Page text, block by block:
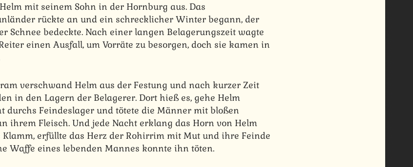
mit seinem Sohn in der Hornburg aus. Das
rückte an und ein schrecklicher Winter begann, der
Schnee bedeckte. Nach einer langen Belagerungszeit wagte
einen Ausfall, um Vorräte zu besorgen, doch sie kamen in
verschwand Helm aus der Festung und nach kurzer Zeit
in den Lagern der Belagerer. Dort hieß es, gehe Helm
durchs Feindeslager und tötete die Männer mit bloßen
ihrem Fleisch. Und jede Nacht erklang das Horn von Helm
erfüllte das Herz der Rohirrim mit Mut und ihre Feinde
Waffe eines lebenden Mannes konnte ihn töten.